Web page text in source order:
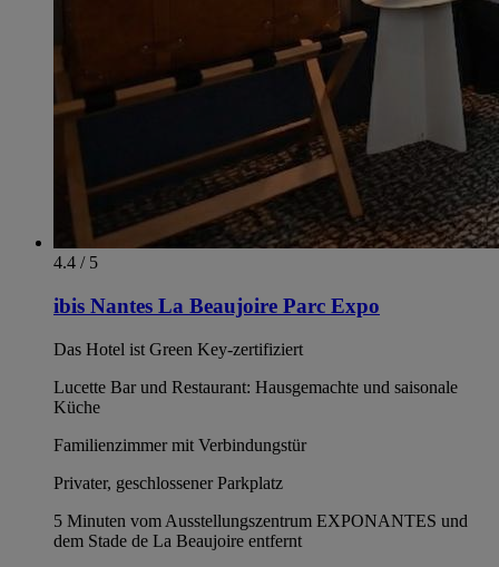
4.4 / 5
ibis Nantes La Beaujoire Parc Expo
Das Hotel ist Green Key-zertifiziert
Lucette Bar und Restaurant: Hausgemachte und saisonale
Küche
Familienzimmer mit Verbindungstür
Privater, geschlossener Parkplatz
5 Minuten vom Ausstellungszentrum EXPONANTES und
dem Stade de La Beaujoire entfernt